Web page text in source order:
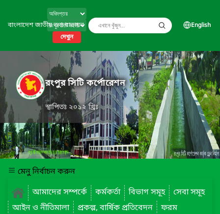
বাংলাদেশ জাতীয় তথ্য বাতায়ন
দেখুন
English
রংপুর সিটি কর্পোরেশন
স্থাপিতঃ ২০১২ খ্রিঃ
মেনু নির্বাচন করুন
আমাদের সম্পর্কে
কর্মকর্তা বিভাগ সমূহ
সেবা সমূহ
আইন ও নীতিমালা
প্রকল্প, বার্ষিক প্রতিবেদন
ফরম